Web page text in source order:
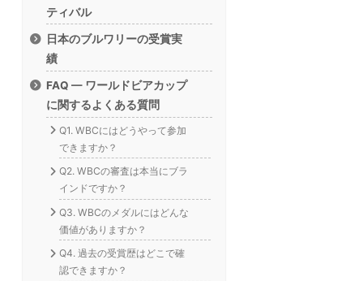
ティバル
日本のブルワリーの受賞実
績
FAQ — ワールドビアカップ
に関するよくある質問
Q1. WBCにはどうやって参加
できますか？
Q2. WBCの審査は本当にブラ
インドですか？
Q3. WBCのメダルにはどんな
価値がありますか？
Q4. 過去の受賞歴はどこで確
認できますか？